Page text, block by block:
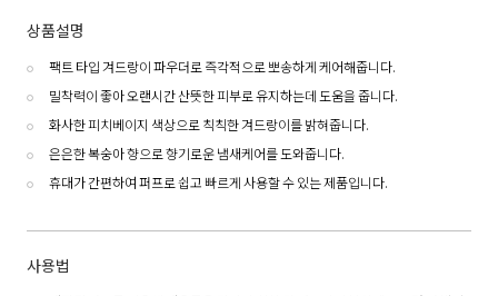
상품설명
팩트 타입 겨드랑이 파우더로 즉각적으로 뽀송하게 케어해줍니다.
밀착력이 좋아 오랜시간 산뜻한 피부로 유지하는데 도움을 줍니다.
화사한 피치베이지 색상으로 칙칙한 겨드랑이를 밝혀줍니다.
은은한 복숭아 향으로 향기로운 냄새케어를 도와줍니다.
휴대가 간편하여 퍼프로 쉽고 빠르게 사용할 수 있는 제품입니다.
사용법